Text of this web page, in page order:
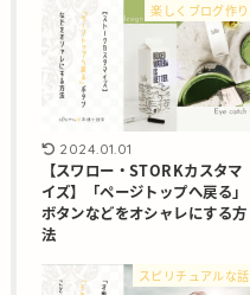
楽しくブログ作り
2024.01.01
【スワロー・STORKカスタマ
イズ】「ページトップへ戻る」
ボタンなどをオシャレにする方
法
スピリチュアルな話